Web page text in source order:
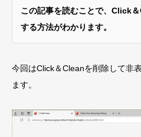
この記事を読むことで、Click
する方法がわかります。
今回はClick＆Cleanを削除して非
ます。